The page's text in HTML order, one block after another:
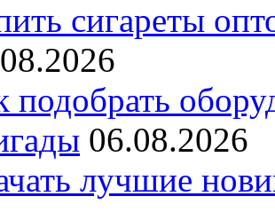
сигареты
подобрать
06.08.2026
лучшие